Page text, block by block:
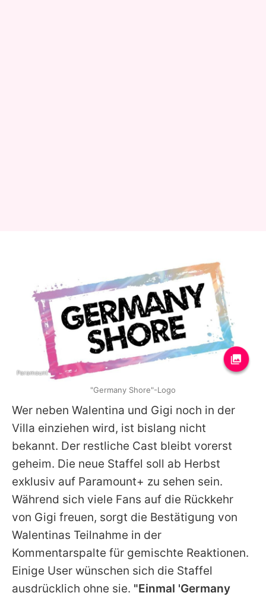
Wer neben Walentina und Gigi noch in der
Villa einziehen wird, ist bislang nicht
bekannt. Der restliche Cast bleibt vorerst
geheim. Die neue Staffel soll ab Herbst
exklusiv auf Paramount+ zu sehen sein.
Während sich viele Fans auf die Rückkehr
von Gigi freuen, sorgt die Bestätigung von
Walentinas Teilnahme in der
Kommentarspalte für gemischte Reaktionen.
Einige User wünschen sich die Staffel
ausdrücklich ohne sie. "Einmal 'Germany
Paramount
"Germany Shore"-Logo